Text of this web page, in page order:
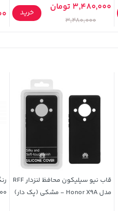
3,480,000 تومان
3,480,000
خرید
قاب نیو سیلیکون محافظ لنزدار RFF
مدل Honor X9A - مشکی (پک دار)
100